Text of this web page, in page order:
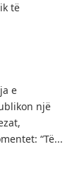
të
e
një
“Të...